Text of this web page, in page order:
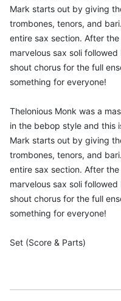
Mark starts out by giving
trombones, tenors, and
entire sax section. After
marvelous sax soli
shout chorus for the full
something for everyone!
Thelonious Monk was a
in the bebop style and this
Mark starts out by giving
trombones, tenors, and
entire sax section. After
marvelous sax soli
shout chorus for the full
something for everyone!
Set (Score & Parts)